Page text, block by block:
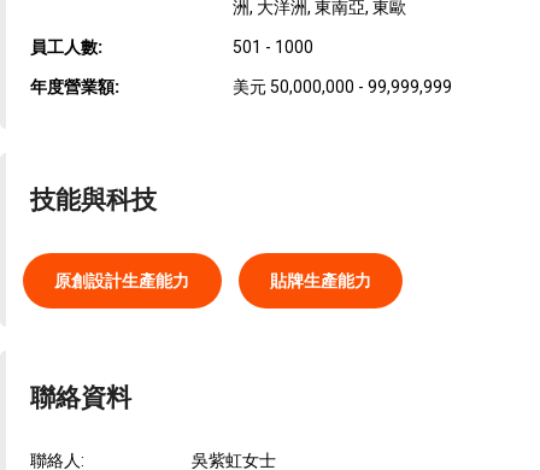
洲, 大洋洲, 東南亞, 東歐
員工人數: 501 - 1000
年度營業額: 美元 50,000,000 - 99,999,999
技能與科技
原創設計生產能力 貼牌生產能力
聯絡資料
聯絡人: 吳紫虹女士